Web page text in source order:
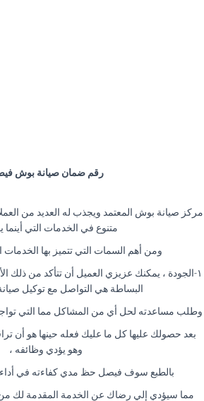
رقم ضمان صيانة بوش
مركز صيانة بوش المعتمد ويجذب له العديد من
متنوع في الخدمات التي أينما
ومن أهم السمات التي تتميز بها الخدمات
١-الجودة ، يمكنك عزيزي العميل أن تتأكد من ذلك
البساطة هي التواصل مع توكيل
وطلب مساعدته لحل أي من المشاكل مما التي
بعد حصولك عليها كل ما عليك فعله حينها هو أن
وهو يؤدي وظائفه ،
بالطبع سوف فيصل حظ مدي كفاءته في أداء
مما سيؤدي إلي رضاك عن الخدمة المقدمة لك